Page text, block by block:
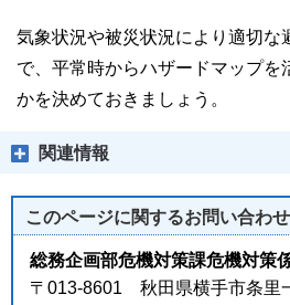
気象状況や被災状況により適切な
で、平常時からハザードマップを
かを決めておきましょう。
関連情報
このページに関するお問い合わせ
総務企画部危機対策課危機対策
〒013-8601 秋田県横手市条